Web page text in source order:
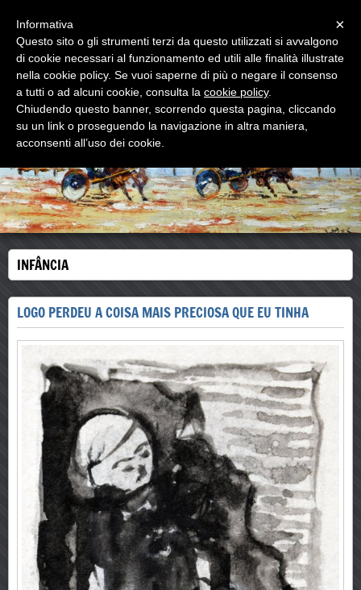
WOODNS
L'ultimo MAESTRO di strada
INFÂNCIA
LOGO PERDEU A COISA MAIS PRECIOSA QUE EU TINHA
×
Informativa
Questo sito o gli strumenti terzi da questo utilizzati si avvalgono
di cookie necessari al funzionamento ed utili alle finalità illustrate
nella cookie policy. Se vuoi saperne di più o negare il consenso
a tutti o ad alcuni cookie, consulta la cookie policy.
Chiudendo questo banner, scorrendo questa pagina, cliccando
su un link o proseguendo la navigazione in altra maniera,
acconsenti all’uso dei cookie.